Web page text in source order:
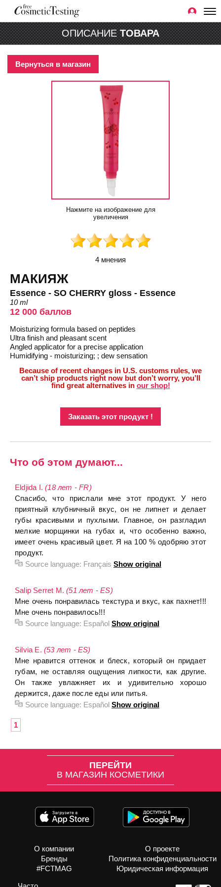
ОПИСАНИЕТОВАРА
Вернуться в магазин
Нажмите на изображение для
увеличения
4 мнения
МАКИЯЖ
Essence - SO CHERRY gloss - Essence
10 ml
12 000 баллов
Moisturizing formula based on peptides
Ultra finish and pleasant scent
Angled applicator for a precise application
Humidifying - moisturizing; ; dew sensation
Because of recent changes in U.S. customs rules, we
can’t ship products right now but don’t worry, you’ll
find great alternatives in our shop!
Заказать этот продукт !
Что об этом думают...
Eldjida I.(18 лет - FR)
Спасибо, что прислали мне этот продукт. У него
приятный клубничный вкус, он не липнет и делает
губы красивыми и пухлыми. Главное, он разгладил
мелкие морщинки на губах и, что особенно важно,
имеет очень красивый цвет. Я на 100 % одобряю этот
продукт.
Source language: Français Show original
Salip Serret M.(51 лет - ES)
Мне очень понравилась текстура и вкус, как пахнет!!!
Мне очень понравилось!!!
Source language: Español Show original
Silvia E. (53 лет - ES)
Мне нравится оттенок и блеск, который он придает
губам, не оставляя ощущения липкости, как другие.
Он также увлажняет их и удивительно хорошо
держится, даже после еды или питья.
Source language: Español Show original
1
ПЕРЕЙТИ
В МАГАЗИН КОСМЕТИКИ
О компании
Бренды
#FCTMAG
О проекте
Политика конфиденциальности
Юридическая информация